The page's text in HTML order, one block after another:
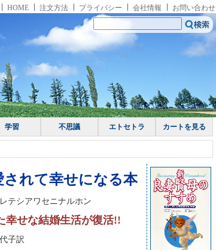
HOME 注文方法 プライバシー 会社情報 お問い合わせ
学習 不思議 エトセトラ カートを見る
れて幸せになる本
テシアワセニナルホン
幸せな結婚生活が復活!!
子訳